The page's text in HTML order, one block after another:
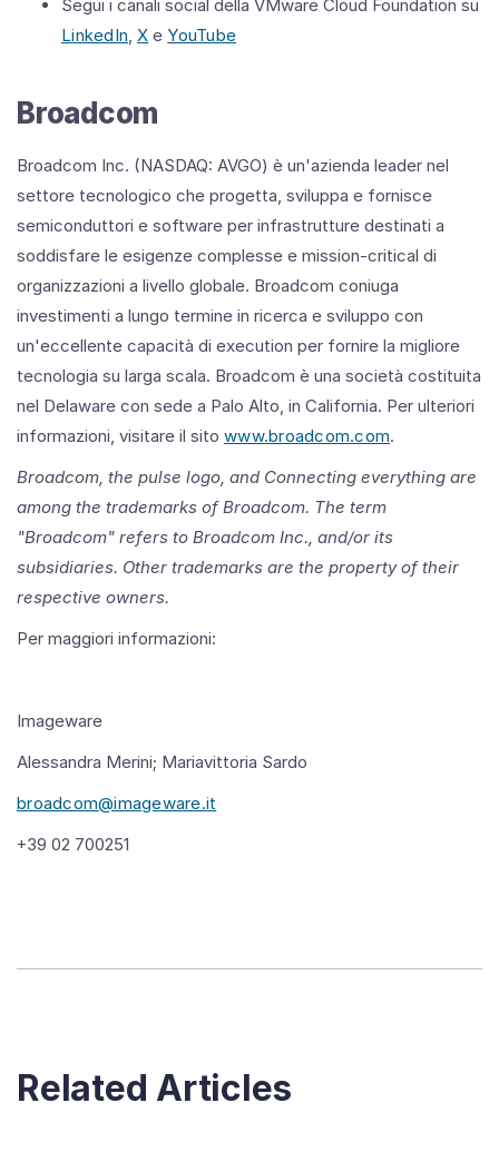
Segui i canali social della VMware Cloud Foundation su
LinkedIn X e YouTube
Broadcom
Broadcom Inc. (NASDAQ: AVGO) è un'azienda leader nel
settore tecnologico che progetta, sviluppa e fornisce
semiconduttori e software per infrastrutture destinati a
soddisfare le esigenze complesse e mission-critical di
organizzazioni a livello globale. Broadcom coniuga
investimenti a lungo termine in ricerca e sviluppo con
un'eccellente capacità di execution per fornire la migliore
tecnologia su larga scala. Broadcom è una società costituita
nel Delaware con sede a Palo Alto, in California. Per ulteriori
informazioni, visitare il sito www.broadcom.com.
Broadcom, the pulse logo, and Connecting everything are
among the trademarks of Broadcom. The term
"Broadcom" refers to Broadcom Inc., and/or its
subsidiaries. Other trademarks are the property of their
respective owners.
Per maggiori informazioni:
Imageware
Alessandra Merini; Mariavittoria Sardo
broadcom@imageware.it
+39 02 700251
Related Articles